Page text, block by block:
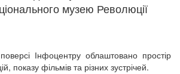
музею Революції
Інфоцентру облаштовано простір
показу фільмів та різних зустрічей.